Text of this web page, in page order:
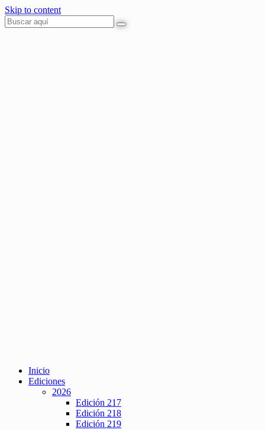
Skip to content
Inicio
Ediciones
2026
Edición 217
Edición 218
Edición 219